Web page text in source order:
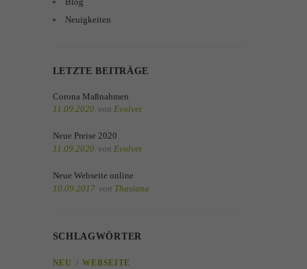
Neuigkeiten
LETZTE BEITRÄGE
Corona Maßnahmen
11.09.2020 von Evolvet
Neue Preise 2020
11.09.2020 von Evolvet
Neue Webseite online
10.09.2017 von Thasiana
SCHLAGWÖRTER
NEU WEBSEITE